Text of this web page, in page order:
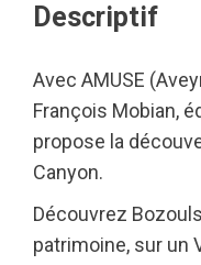
Descriptif
Avec AMUSE
François Mobian,
propose la
Canyon.
Découvrez
patrimoine, sur un